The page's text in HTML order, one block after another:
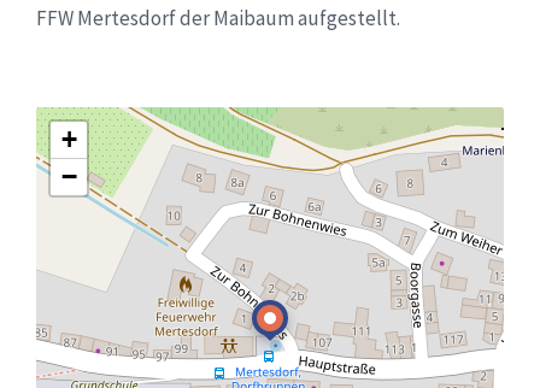
FFW Mertesdorf der Maibaum aufgestellt.
+
−